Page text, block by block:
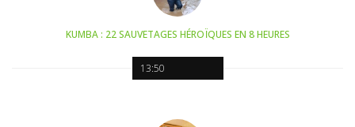
13:50
KUMBA : 22 SAUVETAGES HÉROÏQUES EN 8 HEURES